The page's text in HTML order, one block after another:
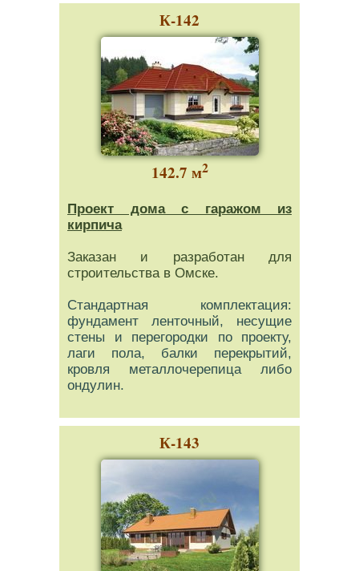
К-142
142.7 м2
Проект дома с гаражом из
кирпича
Заказан и разработан для
строительства в Омске.
Стандартная комплектация:
фундамент ленточный, несущие
стены и перегородки по проекту,
лаги пола, балки перекрытий,
кровля металлочерепица либо
ондулин.
К-143